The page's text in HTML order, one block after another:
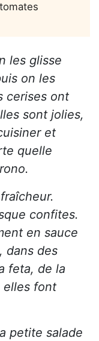
les glisse
on les
cerises ont
sont jolies,
et
quelle
confites.
en sauce
dans des
feta, de la
elles font
petite salade